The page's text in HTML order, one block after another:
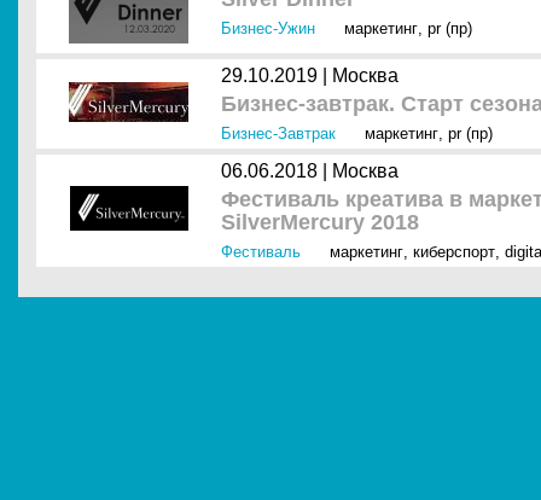
Бизнес-Ужин маркетинг, pr (пр)
29.10.2019 | Москва
Бизнес-завтрак. Старт
Бизнес-Завтрак маркетинг, pr (пр)
06.06.2018 | Москва
Фестиваль креатива в
SilverMercury 2018
Фестиваль маркетинг, киберспорт,